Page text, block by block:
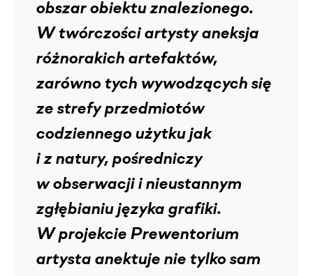
obszar obiektu znalezionego.
W twórczości artysty aneksja
różnorakich artefaktów,
zarówno tych wywodzących się
ze strefy przedmiotów
codziennego użytku jak
i z natury, pośredniczy
w obserwacji i nieustannym
zgłębianiu języka grafiki.
W projekcie Prewentorium
artysta anektuje nie tylko sam